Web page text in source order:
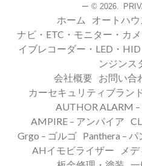
ー © 2026.
ホーム オートハウ
ナビ・ETC・モニター・カ
イブレコーダー・LED・
ンジンス
会社概要 お問い合
カーセキュリティブラン
AUTHOR ALARM
AMPIRE – アンパイア
Grgo – ゴルゴ
Panthera –
AHイモビライザー
メ